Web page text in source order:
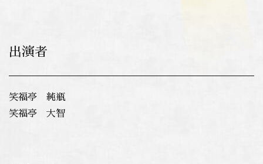
出演者
笑福亭 純瓶
笑福亭 大智